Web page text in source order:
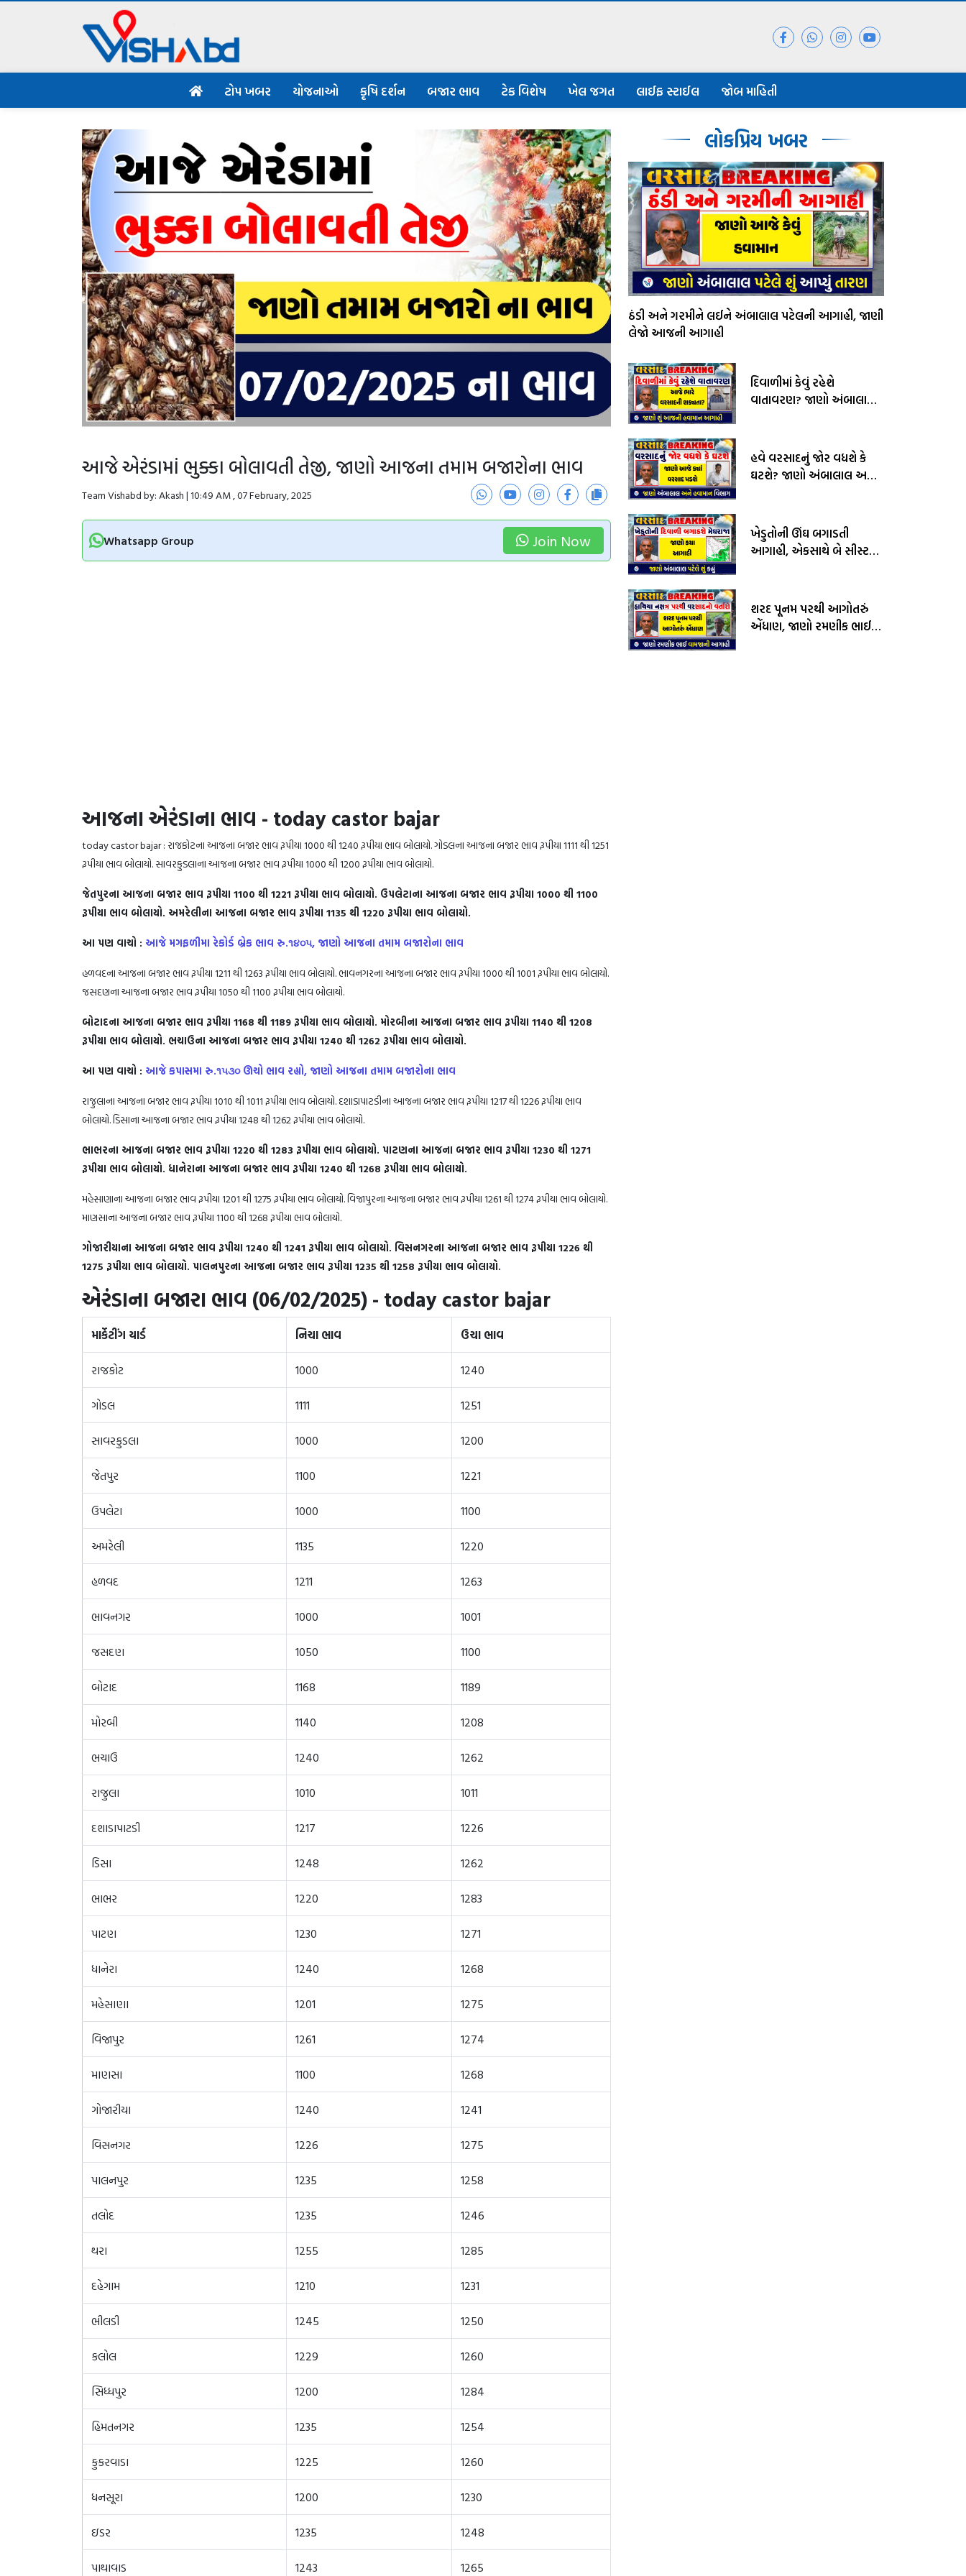
ટોપ ખબર યોજનાઓ કૃષિ દર્શન બજાર ભાવ ટેક વિશેષ ખેલ જગત લાઈફ સ્ટાઈલ જોબ માહિતી
આજે એરંડામાં ભુક્કા બોલાવતી તેજી, જાણો આજના તમામ બજારોના ભાવ
Team Vishabd by: Akash | 10:49 AM , 07 February, 2025
Whatsapp Group Join Now
આજના એરંડાના ભાવ - today castor bajar
today castor bajar : રાજકોટના આજના બજાર ભાવ રૂપીયા 1000 થી 1240 રૂપીયા ભાવ બોલાયો. ગોડલના આજના બજાર ભાવ રૂપીયા 1111 થી 1251
રૂપીયા ભાવ બોલાયો. સાવરકુડલાના આજના બજાર ભાવ રૂપીયા 1000 થી 1200 રૂપીયા ભાવ બોલાયો.
જેતપુરના આજના બજાર ભાવ રૂપીયા 1100 થી 1221 રૂપીયા ભાવ બોલાયો. ઉપલેટાના આજના બજાર ભાવ રૂપીયા 1000 થી 1100
રૂપીયા ભાવ બોલાયો. અમરેલીના આજના બજાર ભાવ રૂપીયા 1135 થી 1220 રૂપીયા ભાવ બોલાયો.
આ પણ વાચો : આજે મગફળીમા રેકોર્ડ બ્રેક ભાવ રુ.૧૪૦૫, જાણો આજના તમામ બજારોના ભાવ
હળવદના આજના બજાર ભાવ રૂપીયા 1211 થી 1263 રૂપીયા ભાવ બોલાયો. ભાવનગરના આજના બજાર ભાવ રૂપીયા 1000 થી 1001 રૂપીયા ભાવ બોલાયો.
જસદણના આજના બજાર ભાવ રૂપીયા 1050 થી 1100 રૂપીયા ભાવ બોલાયો.
બોટાદના આજના બજાર ભાવ રૂપીયા 1168 થી 1189 રૂપીયા ભાવ બોલાયો. મોરબીના આજના બજાર ભાવ રૂપીયા 1140 થી 1208
રૂપીયા ભાવ બોલાયો. ભચાઉના આજના બજાર ભાવ રૂપીયા 1240 થી 1262 રૂપીયા ભાવ બોલાયો.
આ પણ વાચો : આજે કપાસમા રુ.૧૫૩૦ ઊચો ભાવ રહ્યો, જાણો આજના તમામ બજારોના ભાવ
રાજુલાના આજના બજાર ભાવ રૂપીયા 1010 થી 1011 રૂપીયા ભાવ બોલાયો. દશાડાપાટડીના આજના બજાર ભાવ રૂપીયા 1217 થી 1226 રૂપીયા ભાવ
બોલાયો. ડિસાના આજના બજાર ભાવ રૂપીયા 1248 થી 1262 રૂપીયા ભાવ બોલાયો.
ભાભરના આજના બજાર ભાવ રૂપીયા 1220 થી 1283 રૂપીયા ભાવ બોલાયો. પાટણના આજના બજાર ભાવ રૂપીયા 1230 થી 1271
રૂપીયા ભાવ બોલાયો. ધાનેરાના આજના બજાર ભાવ રૂપીયા 1240 થી 1268 રૂપીયા ભાવ બોલાયો.
મહેસાણાના આજના બજાર ભાવ રૂપીયા 1201 થી 1275 રૂપીયા ભાવ બોલાયો. વિજાપુરના આજના બજાર ભાવ રૂપીયા 1261 થી 1274 રૂપીયા ભાવ બોલાયો.
માણસાના આજના બજાર ભાવ રૂપીયા 1100 થી 1268 રૂપીયા ભાવ બોલાયો.
ગોજારીયાના આજના બજાર ભાવ રૂપીયા 1240 થી 1241 રૂપીયા ભાવ બોલાયો. વિસનગરના આજના બજાર ભાવ રૂપીયા 1226 થી
1275 રૂપીયા ભાવ બોલાયો. પાલનપુરના આજના બજાર ભાવ રૂપીયા 1235 થી 1258 રૂપીયા ભાવ બોલાયો.
એરંડાના બજારા ભાવ (06/02/2025) - today castor bajar
માર્કેટીંગ યાર્ડ નિચા ભાવ ઉચા ભાવ
રાજકોટ 1000 1240
ગોડલ 1111 1251
સાવરકુડલા 1000 1200
જેતપુર 1100 1221
ઉપલેટા 1000 1100
અમરેલી 1135 1220
હળવદ 1211 1263
ભાવનગર 1000 1001
જસદણ 1050 1100
બોટાદ 1168 1189
મોરબી 1140 1208
ભચાઉ 1240 1262
રાજુલા 1010 1011
દશાડાપાટડી 1217 1226
ડિસા 1248 1262
ભાભર 1220 1283
પાટણ 1230 1271
ધાનેરા 1240 1268
મહેસાણા 1201 1275
વિજાપુર 1261 1274
માણસા 1100 1268
ગોજારીયા 1240 1241
વિસનગર 1226 1275
પાલનપુર 1235 1258
તલોદ 1235 1246
થરા 1255 1285
દહેગામ 1210 1231
ભીલડી 1245 1250
કલોલ 1229 1260
સિધ્ધપુર 1200 1284
હિમતનગર 1235 1254
કુકરવાડા 1225 1260
ધનસૂરા 1200 1230
ઇડર 1235 1248
પાથાવાડ 1243 1265
લોકપ્રિય ખબર
ઠંડી અને ગરમીને લઈને અંબાલાલ પટેલની આગાહી, જાણી
લેજો આજની આગાહી
દિવાળીમાં કેવું રહેશે
વાતાવરણ? જાણો અંબાલાલ
હવે વરસાદનું જોર વધશે કે
ઘટશે? જાણો અંબાલાલ અને
ખેડુતોની ઊંઘ બગાડતી
આગાહી, એકસાથે બે સીસ્ટમ
શરદ પૂનમ પરથી આગોતરું
એંધાણ, જાણો રમણીક ભાઈ